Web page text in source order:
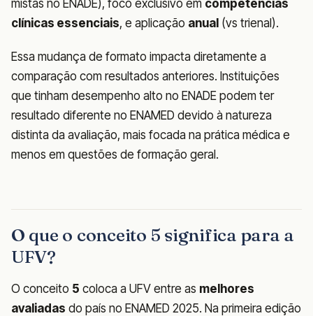
mistas no ENADE), foco exclusivo em competências
clínicas essenciais, e aplicação anual (vs trienal).
Essa mudança de formato impacta diretamente a
comparação com resultados anteriores. Instituições
que tinham desempenho alto no ENADE podem ter
resultado diferente no ENAMED devido à natureza
distinta da avaliação, mais focada na prática médica e
menos em questões de formação geral.
O que o conceito 5 significa para a
UFV?
O conceito 5 coloca a UFV entre as melhores
avaliadas do país no ENAMED 2025. Na primeira edição